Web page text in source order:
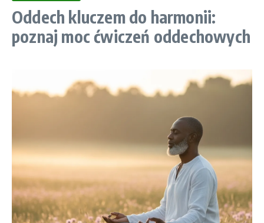
Oddech kluczem do harmonii:
poznaj moc ćwiczeń oddechowych